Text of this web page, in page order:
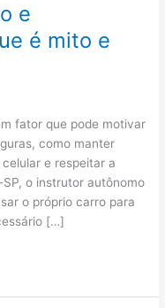
e
é mito e
fator que pode motivar
como manter
e respeitar a
o instrutor autônomo
o próprio carro para
[…]